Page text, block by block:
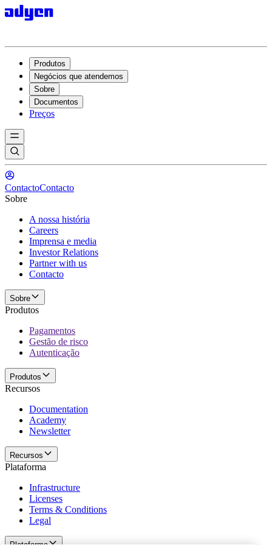
Produtos
Negócios que atendemos
Sobre
Documentos
Preços
ContactoContacto
Sobre
A nossa história
Careers
Imprensa e media
Investor Relations
Partner with us
Contacto
Sobre
Produtos
Pagamentos
Gestão de risco
Autenticação
Produtos
Recursos
Documentation
Academy
Newsletter
Recursos
Plataforma
Infrastructure
Licenses
Terms & Conditions
Legal